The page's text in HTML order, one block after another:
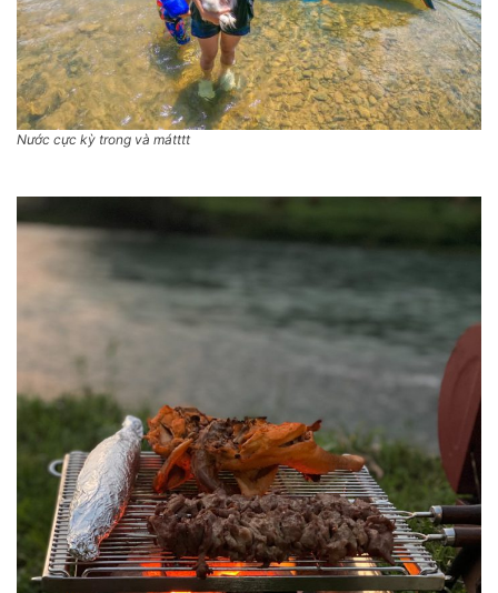
Nước cực kỳ trong và mátttt